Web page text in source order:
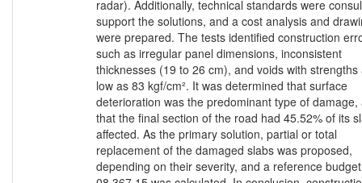
radar). Additionally, technical standards were
support the solutions, and a cost analysis and
were prepared. The tests identified construction
such as irregular panel dimensions, inconsistent
thicknesses (19 to 26 cm), and voids with strengths
low as 83 kgf/cm². It was determined that surface
deterioration was the predominant type of damage,
that the final section of the road had 45.52% of its
affected. As the primary solution, partial or total
replacement of the damaged slabs was proposed,
depending on their severity, and a reference